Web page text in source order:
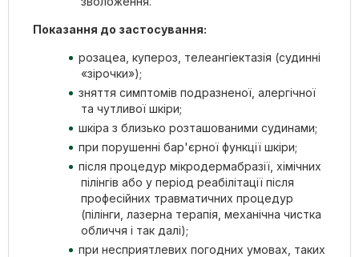
Показання до застосування:
розацеа, купероз, телеангіектазія (судинні
«зірочки»);
зняття симптомів подразненої, алергічної
та чутливої шкіри;
шкіра з близько розташованими судинами;
при порушенні бар'єрної функції шкіри;
після процедур мікродермабразії, хімічних
пілінгів або у період реабілітації після
професійних травматичних процедур
(пілінги, лазерна терапія, механічна чистка
обличчя і так далі);
при несприятлевих погодних умовах, таких